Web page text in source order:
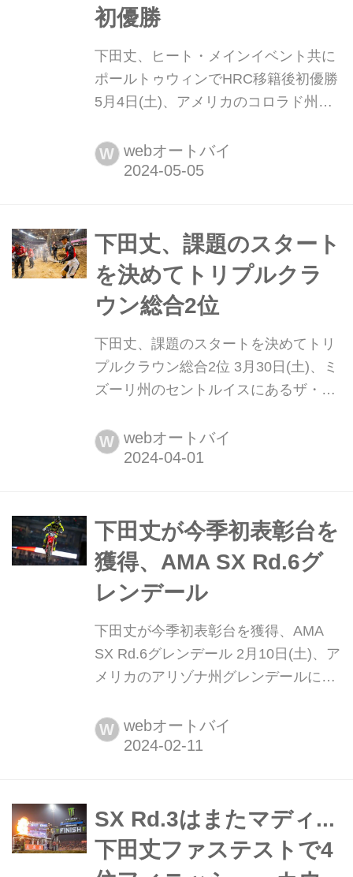
初優勝
下田丈、ヒート・メインイベント共に
ポールトゥウィンでHRC移籍後初優勝
5月4日(土)、アメリカのコロラド州デ
て、AMAスーパークロス選手権第16戦
が開催されました。 2024シーズンの
ス、ポイント差にも注目が集まりま
す。 Team Honda...
W webオートバイ
下田丈、課題のスタート
を決めてトリプルクラ
ウン総合2位
下田丈、課題のスタートを決めてトリ
プルクラウン総合2位 3月30日(土)、ミ
ズーリ州のセントルイスにあるザ・ド
にて、AMAスーパークロス選手権第12
戦が開催されました。 今回のレースは
レースを3回行い、総合優勝を決めま...
W webオートバイ
下田丈が今季初表彰台を
獲得、AMA SX Rd.6グ
レンデール
下田丈が今季初表彰台を獲得、AMA
SX Rd.6グレンデール 2月10日(土)、ア
メリカのアリゾナ州グレンデールにあ
AMAスーパークロス第6戦が開催され
ました。 前週に250SX EASTの開幕が
HRCから参戦する下田丈...
W webオートバイ
SX Rd.3はまたマディ...
下田丈ファステストで4